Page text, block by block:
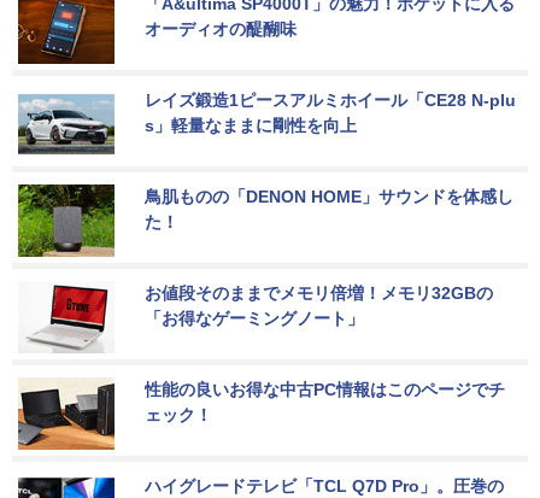
「A&ultima SP4000T」の魅力！ポケットに入る
オーディオの醍醐味
レイズ鍛造1ピースアルミホイール「CE28 N-plu
s」軽量なままに剛性を向上
鳥肌ものの「DENON HOME」サウンドを体感し
た！
お値段そのままでメモリ倍増！メモリ32GBの
「お得なゲーミングノート」
性能の良いお得な中古PC情報はこのページでチ
ェック！
ハイグレードテレビ「TCL Q7D Pro」。圧巻の